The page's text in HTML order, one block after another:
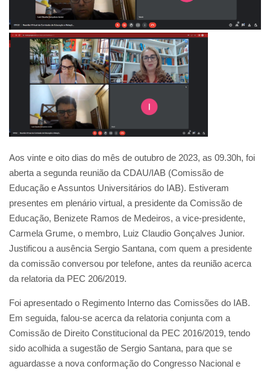
Aos vinte e oito dias do mês de outubro de 2023, as 09.30h, foi
aberta a segunda reunião da CDAU/IAB (Comissão de
Educação e Assuntos Universitários do IAB). Estiveram
presentes em plenário virtual, a presidente da Comissão de
Educação, Benizete Ramos de Medeiros, a vice-presidente,
Carmela Grume, o membro, Luiz Claudio Gonçalves Junior.
Justificou a ausência Sergio Santana, com quem a presidente
da comissão conversou por telefone, antes da reunião acerca
da relatoria da PEC 206/2019.
Foi apresentado o Regimento Interno das Comissões do IAB.
Em seguida, falou-se acerca da relatoria conjunta com a
Comissão de Direito Constitucional da PEC 2016/2019, tendo
sido acolhida a sugestão de Sergio Santana, para que se
aguardasse a nova conformação do Congresso Nacional e